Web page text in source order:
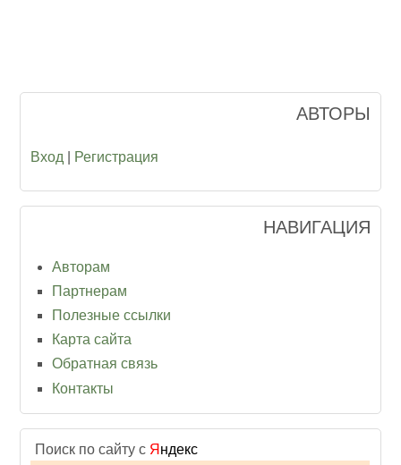
АВТОРЫ
Вход Регистрация
НАВИГАЦИЯ
Авторам
Партнерам
Полезные ссылки
Карта сайта
Обратная связь
Контакты
Поиск по сайту с Я ндекс